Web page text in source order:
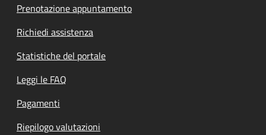
Prenotazione appuntamento
Richiedi assistenza
Statistiche del portale
Leggi le FAQ
Pagamenti
Riepilogo valutazioni